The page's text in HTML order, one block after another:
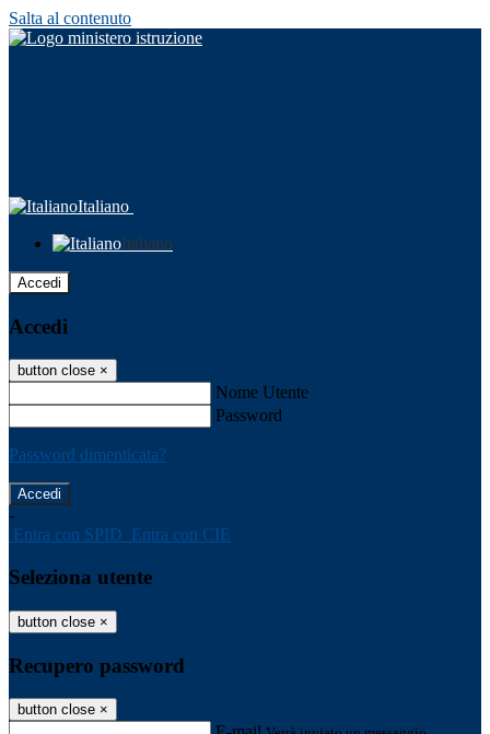
Salta al contenuto
Italiano
Italiano
Accedi
Accedi
button close ×
Nome Utente
Password
Password dimenticata?
-
Entra con SPID Entra con CIE
Seleziona utente
button close ×
Recupero password
button close ×